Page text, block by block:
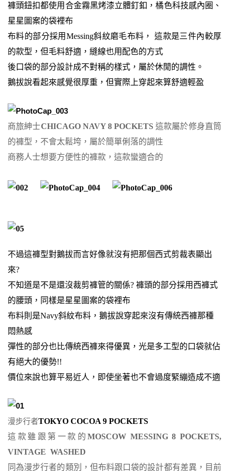
褲頭鈕扣都使用合金霧黑烤漆立體釘釦，橘色科技感內圈、
星星圖案的袋裡布
布料的部分採用 Messing斜紋磨毛布料， 這款是三件內較厚
的款型，但毛料舒適，縫線也用配色的方式
後口袋的部分設計成不對稱的樣式，屬於休閒的調性。
鵝拔說看起來感覺很厚重，但實際上穿起來算舒適輕盈
商旅紳士CHICAGO NAVY 8 POCKETS這款屬於修身直筒
的褲型，不會太鬆垮，屬於簡單俐落的調性
商務人士想要方便性的褲款，這款蠻適合的
不過這褲型對鵝拔而言好像就沒有把那個西式剪裁表顯出
來?
不知道是不是還沒裁剪褲管的關係? 褲頭的部分採用西褲式
的腰頭，同樣是星星圖案的袋裡布
布料則是Navy斜紋布料，鵝拔說穿起來沒有傳統西褲那種
悶熱感
彈性的部分也比傳統西褲來得優異，光是多工型的口袋就佔
有絕大的優勢!!
價位來說也算平易近人，即使坐著也不會過度緊繃造成不適
漫步行者TOKYO COCOA 9 POCKETS
這款雖跟第一款的MOSCOW MESSING 8 POCKETS,
VINTAGE WASHED
同為漫步行者的類別，但布料跟口袋的設計都有差異，目前